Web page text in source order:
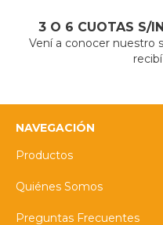
3 O 6 CUOTAS S/
Vení a conocer nuestro
NAVEGACIÓN
Productos
Quiénes Somos
Preguntas Frecuentes